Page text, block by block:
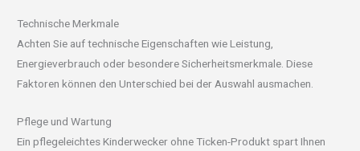
Technische Merkmale
Achten Sie auf technische Eigenschaften wie Leistung,
Energieverbrauch oder besondere Sicherheitsmerkmale. Diese
Faktoren können den Unterschied bei der Auswahl ausmachen.
Pflege und Wartung
Ein pflegeleichtes Kinderwecker ohne Ticken-Produkt spart Ihnen